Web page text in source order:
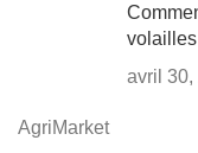
avril 30,
AgriMarket